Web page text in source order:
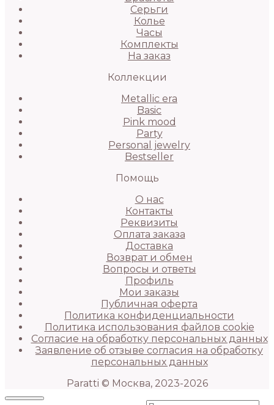
Серьги
Колье
Часы
Комплекты
На заказ
Коллекции
Metallic era
Basic
Pink mood
Party
Personal jewelry
Bestseller
Помощь
О нас
Контакты
Реквизиты
Оплата заказа
Доставка
Возврат и обмен
Вопросы и ответы
Профиль
Мои заказы
Публичная оферта
Политика конфиденциальности
Политика использования файлов cookie
Согласие на обработку персональных данных
Заявление об отзыве согласия на обработку
персональных данных
Paratti © Москва, 2023-2026